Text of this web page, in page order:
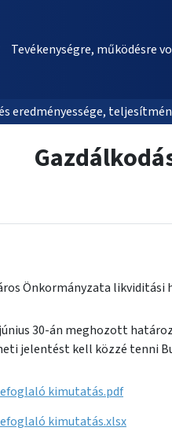
Tevékenységre, működésre
eredményessége,
Önkormányzata likviditási
június 30-án meghozott
jelentést kell közzé tenni
kimutatás.pdf
kimutatás.xlsx